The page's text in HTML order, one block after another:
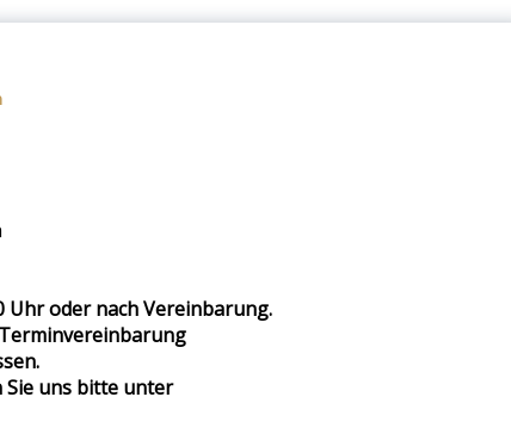
Uhr oder nach Vereinbarung.
Sie uns bitte unter